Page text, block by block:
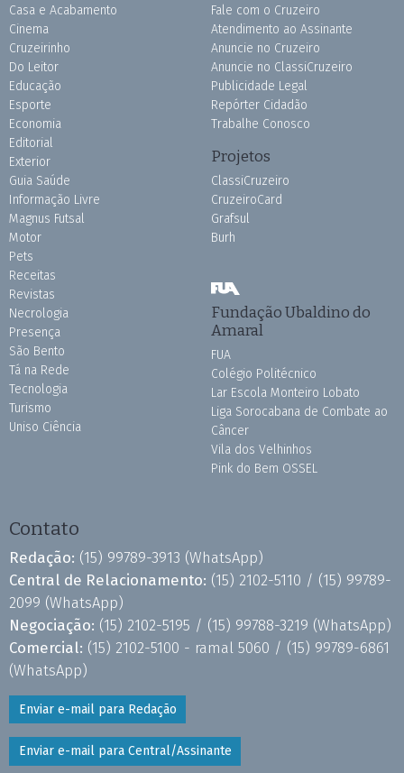
Casa e Acabamento
Cinema
Cruzeirinho
Do Leitor
Educação
Esporte
Economia
Editorial
Exterior
Guia Saúde
Informação Livre
Magnus Futsal
Motor
Pets
Receitas
Revistas
Necrologia
Presença
São Bento
Tá na Rede
Tecnologia
Turismo
Uniso Ciência
Fale com o Cruzeiro
Atendimento ao Assinante
Anuncie no Cruzeiro
Anuncie no ClassiCruzeiro
Publicidade Legal
Repórter Cidadão
Trabalhe Conosco
Projetos
ClassiCruzeiro
CruzeiroCard
Grafsul
Burh
Fundação Ubaldino do
Amaral
FUA
Colégio Politécnico
Lar Escola Monteiro Lobato
Liga Sorocabana de Combate ao
Câncer
Vila dos Velhinhos
Pink do Bem OSSEL
Contato
Redação: (15) 99789-3913 (WhatsApp)
Central de Relacionamento: (15) 2102-5110 / (15) 99789-
2099 (WhatsApp)
Negociação: (15) 2102-5195 / (15) 99788-3219 (WhatsApp)
Comercial: (15) 2102-5100 - ramal 5060 / (15) 99789-6861
(WhatsApp)
Enviar e-mail para Redação
Enviar e-mail para Central/Assinante